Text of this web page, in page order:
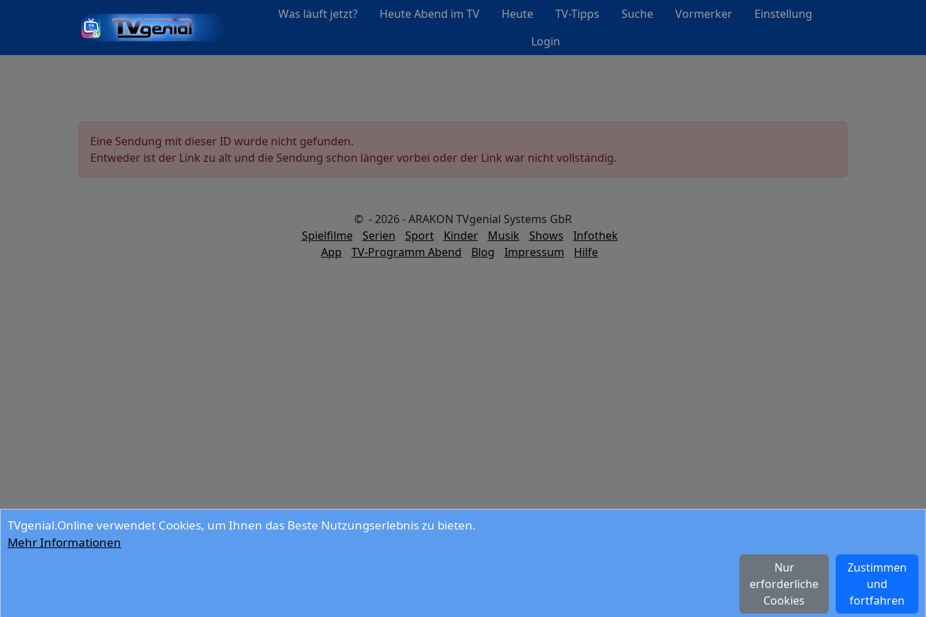
Was läuft jetzt? Heute Abend im TV Heute TV-Tipps Suche Vormerker
Einstellung
Login
TVgenial.Online verwendet Cookies, um Ihnen das Beste Nutzungserlebnis zu bieten.
Mehr Informationen
Zustimmen
und
fortfahren
Nur
erforderliche
Cookies
Eine Sendung mit dieser ID wurde nicht gefunden.
Entweder ist der Link zu alt und die Sendung schon länger vorbei oder der Link war nicht vollständig.
© - 2026 - ARAKON TVgenial Systems GbR
Spielfilme
Serien Sport Kinder Musik Shows
Infothek
App
TV-Programm Abend Blog Impressum Hilfe